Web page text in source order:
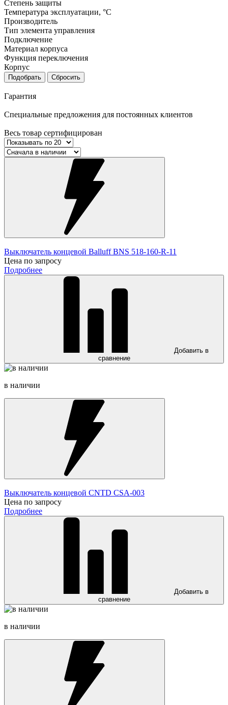
Степень защиты
Температура эксплуатации, °С
Производитель
Тип элемента управления
Подключение
Материал корпуса
Функция переключения
Корпус
Подобрать Сбросить
Гарантия
Специальные предложения для постоянных клиентов
Весь товар сертифицирован
Выключатель концевой Balluff BNS 518-160-R-11
Цена по запросу
Подробнее
Добавить в
сравнение
в наличии
Выключатель концевой CNTD CSA-003
Цена по запросу
Подробнее
Добавить в
сравнение
в наличии